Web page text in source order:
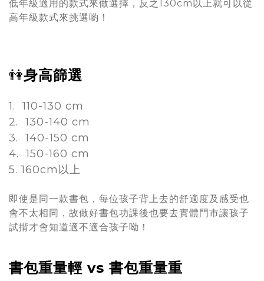
低年級適用的款式來做選擇，反之130cm以上就可以從
高年級款式來挑選喲！
👫身高篩選
1. 110-130 cm
2. 130-140 cm
3. 140-150 cm
4. 150-160 cm
5. 160cm以上
即使是同一款書包，每位孩子背上去的舒適度及感受也
會不太相同，故做好書包功課後也要去實體門市讓孩子
試揹才會知道適不適合孩子呦！
書包重量輕 vs 書包重量重